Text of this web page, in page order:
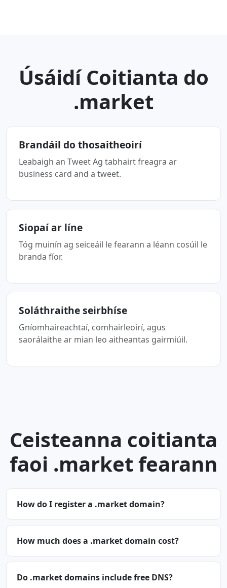
Úsáidí Coitianta do
.market
Brandáil do thosaitheoirí
Leabaigh an Tweet Ag tabhairt freagra ar
business card and a tweet.
Siopaí ar líne
Tóg muinín ag seiceáil le fearann a léann cosúil le
branda fíor.
Soláthraithe seirbhíse
Gníomhaireachtaí, comhairleoirí, agus
saorálaithe ar mian leo aitheantas gairmiúil.
Ceisteanna coitianta
faoi .market fearann
How do I register a .market domain?
How much does a .market domain cost?
Do .market domains include free DNS?